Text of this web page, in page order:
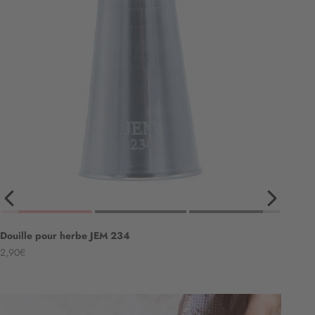
Douille pour herbe JEM 234
Angebot
2,90€